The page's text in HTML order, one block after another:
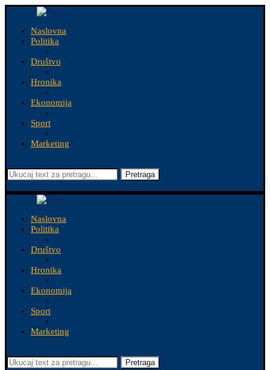
Naslovna
Politika
Društvo
Hronika
Ekonomija
Sport
Marketing
Pretraga
Naslovna
Politika
Društvo
Hronika
Ekonomija
Sport
Marketing
Pretraga